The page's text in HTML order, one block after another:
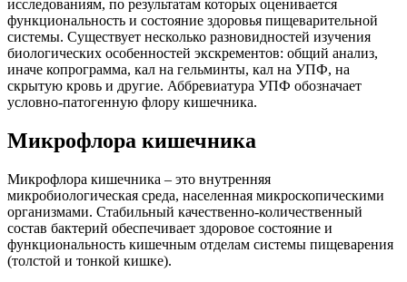
исследованиям, по результатам которых оценивается
функциональность и состояние здоровья пищеварительной
системы. Существует несколько разновидностей изучения
биологических особенностей экскрементов: общий анализ,
иначе копрограмма, кал на гельминты, кал на УПФ, на
скрытую кровь и другие. Аббревиатура УПФ обозначает
условно-патогенную флору кишечника.
Микрофлора кишечника
Микрофлора кишечника – это внутренняя
микробиологическая среда, населенная микроскопическими
организмами. Стабильный качественно-количественный
состав бактерий обеспечивает здоровое состояние и
функциональность кишечным отделам системы пищеварения
(толстой и тонкой кишке).